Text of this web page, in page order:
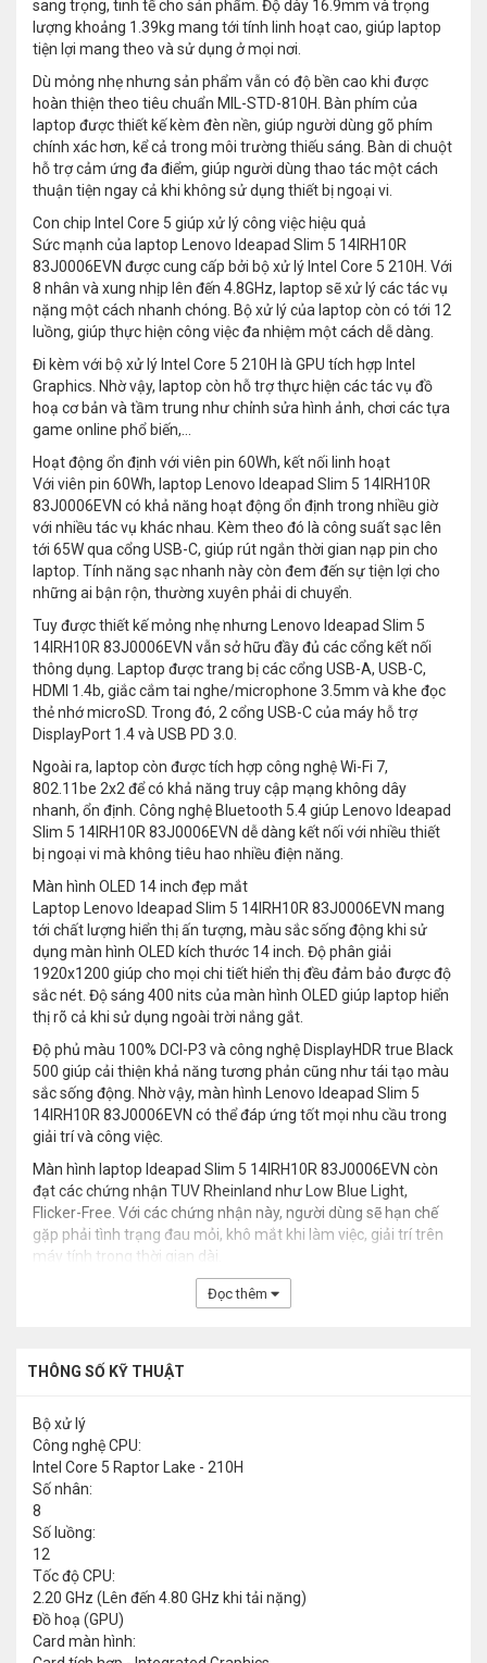
sang trọng, tinh tế cho sản phẩm. Độ dày 16.9mm và trọng
lượng khoảng 1.39kg mang tới tính linh hoạt cao, giúp laptop
tiện lợi mang theo và sử dụng ở mọi nơi.
Dù mỏng nhẹ nhưng sản phẩm vẫn có độ bền cao khi được
hoàn thiện theo tiêu chuẩn MIL-STD-810H. Bàn phím của
laptop được thiết kế kèm đèn nền, giúp người dùng gõ phím
chính xác hơn, kể cả trong môi trường thiếu sáng. Bàn di chuột
hỗ trợ cảm ứng đa điểm, giúp người dùng thao tác một cách
thuận tiện ngay cả khi không sử dụng thiết bị ngoại vi.
Con chip Intel Core 5 giúp xử lý công việc hiệu quả
Sức mạnh của laptop Lenovo Ideapad Slim 5 14IRH10R
83J0006EVN được cung cấp bởi bộ xử lý Intel Core 5 210H. Với
8 nhân và xung nhịp lên đến 4.8GHz, laptop sẽ xử lý các tác vụ
nặng một cách nhanh chóng. Bộ xử lý của laptop còn có tới 12
luồng, giúp thực hiện công việc đa nhiệm một cách dễ dàng.
Đi kèm với bộ xử lý Intel Core 5 210H là GPU tích hợp Intel
Graphics. Nhờ vậy, laptop còn hỗ trợ thực hiện các tác vụ đồ
hoạ cơ bản và tầm trung như chỉnh sửa hình ảnh, chơi các tựa
game online phổ biến,...
Hoạt động ổn định với viên pin 60Wh, kết nối linh hoạt
Với viên pin 60Wh, laptop Lenovo Ideapad Slim 5 14IRH10R
83J0006EVN có khả năng hoạt động ổn định trong nhiều giờ
với nhiều tác vụ khác nhau. Kèm theo đó là công suất sạc lên
tới 65W qua cổng USB-C, giúp rút ngắn thời gian nạp pin cho
laptop. Tính năng sạc nhanh này còn đem đến sự tiện lợi cho
những ai bận rộn, thường xuyên phải di chuyển.
Tuy được thiết kế mỏng nhẹ nhưng Lenovo Ideapad Slim 5
14IRH10R 83J0006EVN vẫn sở hữu đầy đủ các cổng kết nối
thông dụng. Laptop được trang bị các cổng USB-A, USB-C,
HDMI 1.4b, giắc cắm tai nghe/microphone 3.5mm và khe đọc
thẻ nhớ microSD. Trong đó, 2 cổng USB-C của máy hỗ trợ
DisplayPort 1.4 và USB PD 3.0.
Ngoài ra, laptop còn được tích hợp công nghệ Wi-Fi 7,
802.11be 2x2 để có khả năng truy cập mạng không dây
nhanh, ổn định. Công nghệ Bluetooth 5.4 giúp Lenovo Ideapad
Slim 5 14IRH10R 83J0006EVN dễ dàng kết nối với nhiều thiết
bị ngoại vi mà không tiêu hao nhiều điện năng.
Màn hình OLED 14 inch đẹp mắt
Laptop Lenovo Ideapad Slim 5 14IRH10R 83J0006EVN mang
tới chất lượng hiển thị ấn tượng, màu sắc sống động khi sử
dụng màn hình OLED kích thước 14 inch. Độ phân giải
1920x1200 giúp cho mọi chi tiết hiển thị đều đảm bảo được độ
sắc nét. Độ sáng 400 nits của màn hình OLED giúp laptop hiển
thị rõ cả khi sử dụng ngoài trời nắng gắt.
Độ phủ màu 100% DCI-P3 và công nghệ DisplayHDR true Black
500 giúp cải thiện khả năng tương phản cũng như tái tạo màu
sắc sống động. Nhờ vậy, màn hình Lenovo Ideapad Slim 5
14IRH10R 83J0006EVN có thể đáp ứng tốt mọi nhu cầu trong
giải trí và công việc.
Màn hình laptop Ideapad Slim 5 14IRH10R 83J0006EVN còn
đạt các chứng nhận TUV Rheinland như Low Blue Light,
Flicker-Free. Với các chứng nhận này, người dùng sẽ hạn chế
gặp phải tình trạng đau mỏi, khô mắt khi làm việc, giải trí trên
máy tính trong thời gian dài.
Đọc thêm
THÔNG SỐ KỸ THUẬT
Bộ xử lý
Công nghệ CPU:
Intel Core 5 Raptor Lake - 210H
Số nhân:
8
Số luồng:
12
Tốc độ CPU:
2.20 GHz (Lên đến 4.80 GHz khi tải nặng)
Đồ hoạ (GPU)
Card màn hình: